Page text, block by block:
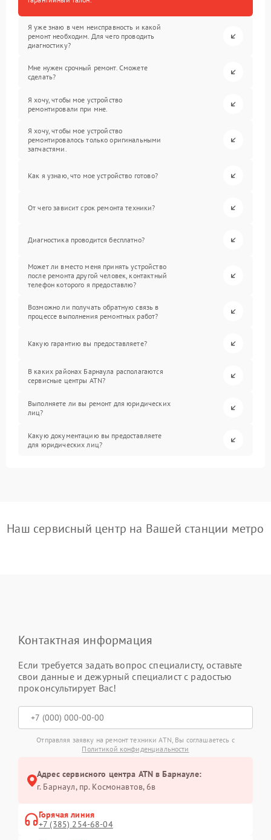
Я уже знаю в чем неисправность и какой
ремонт необходим. Для чего проводить
диагностику?
Мне нужен срочный ремонт. Сможете
сделать?
Я хочу, чтобы мое устройство
ремонтировали при мне.
Я хочу, чтобы мое устройство
ремонтировалось только оригинальными
запчастями.
Как я узнаю, что мое устройство готово?
От чего зависит срок ремонта техники?
Диагностика проводится бесплатно?
Может ли вместо меня принять устройство
после ремонта другой человек, контактный
телефон которого я предоставлю?
Возможно ли получать обратную связь в
процессе выполнения ремонтных работ?
Какую гарантию вы предоставляете?
В каких районах Барнаула располагаются
сервисные центры ATN?
Выполняете ли вы ремонт для юридических
лиц?
Какую документацию вы предоставляете
для юридических лиц?
Наш сервисный центр на Вашей станции метро
Контактная информация
Если требуется задать вопрос специалисту, оставьте
свои данные и дежурный специалист с радостью
проконсультирует Вас!
Отправляя заявку на ремонт техники ATN, Вы соглашаетесь с
Политикой конфиденциальности
Адрес сервисного центра ATN в Барнауле:
г. Барнаул, ​пр. Космонавтов, 6в
Горячая линия
+7 (385) 254-68-04